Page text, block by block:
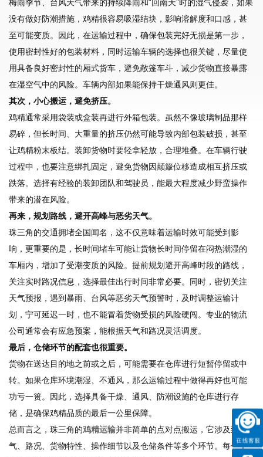
梅雨季节、台风天气带来的持续降雨和“回南天”时的湿气侵袭，如果
没有做好防潮措施，鸡精很容易吸湿结块，影响溶解度和口感，甚
至可能变质。因此，在运输过程中，确保包装完好无损是第一步，
使用密封性好的包装材料，同时运输车辆的选择也很关键，尽量使
用具备良好密封性的厢式货车，避免敞篷车斗，减少货物直接暴露
在湿空气中的风险。车辆内部如果能保持干燥通风则更佳。
其次，小心搬运，避免挤压。
鸡精通常采用袋装或盒装再进行外箱包装。虽然不像玻璃制品那样
易碎，但长时间、大重量的挤压仍然可能导致内部包装破损，甚至
让鸡精粉末板结。装卸货物时要轻拿轻放，合理堆叠。在车辆行驶
过程中，也要注意绑扎固定，避免货物因颠簸位移造成相互挤压或
跌落。选择有经验的装卸团队和驾驶员，能最大程度减少野蛮操作
带来的潜在风险。
再来，规划路线，避开高峰与恶劣天气。
珠三角的交通拥堵全国闻名，这不仅意味着运输时效可能受到影
响，更重要的是，长时间堵车可能让货物长时间停留在闷热潮湿的
车厢内，增加了受潮变质的风险。提前规划避开高峰时段的路线，
关注实时路况信息，选择最佳出行时间非常必要。同时，密切关注
天气预报，遇到暴雨、台风等恶劣天气预警时，及时调整运输计
划，宁可延迟一时，也不能冒着货物受损的风险硬闯。专业的物流
公司通常会有应急预案，能根据天气和路况灵活调度。
最后，仓储环节的配套也很重要。
货物在送达目的地之前或之后，可能需要在仓库进行短暂停留或中
转。如果仓库环境潮湿、不通风，那么运输过程中做得再好也可能
功亏一篑。因此，选择具备干燥、通风、防潮设施的仓库进行存
储，是确保鸡精品质的最后一公里保障。
总而言之，珠三角的鸡精运输并非简单的点对点搬运，它涉及到天
气、路况、货物特性、操作细节以及仓储条件等多个环节。每一个